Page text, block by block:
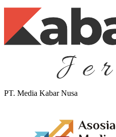
PT. Media Kabar Nusa